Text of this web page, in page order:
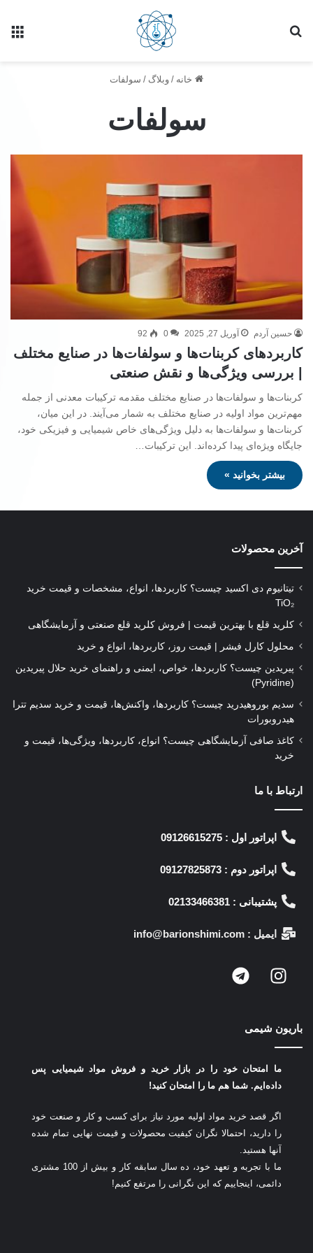
خانه / وبلاگ / سولفات
سولفات
حسین آردم آوریل 27, 2025 0
92
کاربردهای کربنات‌ها و سولفات‌ها در صنایع مختلف
| بررسی ویژگی‌ها و نقش صنعتی
کربنات‌ها و سولفات‌ها در صنایع مختلف مقدمه ترکیبات معدنی از جمله
مهم‌ترین مواد اولیه در صنایع مختلف به شمار می‌آیند. در این میان،
کربنات‌ها و سولفات‌ها به دلیل ویژگی‌های خاص شیمیایی و فیزیکی خود،
جایگاه ویژه‌ای پیدا کرده‌اند. این ترکیبات…
بیشتر بخوانید »
آخرین محصولات
تیتانیوم دی‌ اکسید چیست؟ کاربردها، انواع، مشخصات و قیمت خرید
TiO₂
کلرید قلع با بهترین قیمت | فروش کلرید قلع صنعتی و آزمایشگاهی
محلول کارل فیشر | قیمت روز، کاربردها، انواع و خرید
پیریدین چیست؟ کاربردها، خواص، ایمنی و راهنمای خرید حلال پیریدین
(Pyridine)
سدیم بوروهیدرید چیست؟ کاربردها، واکنش‌ها، قیمت و خرید سدیم تترا
هیدروبورات
کاغذ صافی آزمایشگاهی چیست؟ انواع، کاربردها، ویژگی‌ها، قیمت و
خرید
ارتباط با ما
اپراتور اول : 09126615275
اپراتور دوم : 09127825873
پشتیبانی : 02133466381
ایمیل : info@barionshimi.com
باریون شیمی
ما امتحان خود را در بازار خرید و فروش مواد شیمیایی پس
داده‌ایم. شما هم ما را امتحان کنید!
اگر قصد خرید مواد اولیه مورد نیاز برای کسب و کار و صنعت خود
را دارید، احتمالا نگران کیفیت محصولات و قیمت نهایی تمام شده
آنها هستید.
ما با تجربه و تعهد خود، ده سال سابقه کار و بیش از 100 مشتری
دائمی، اینجاییم که این نگرانی را مرتفع کنیم!